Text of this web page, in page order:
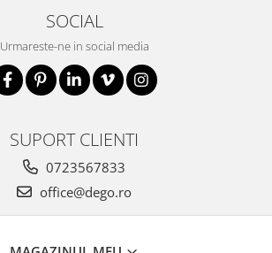
SOCIAL
Urmareste-ne in social media
SUPORT CLIENTI
0723567833
office@dego.ro